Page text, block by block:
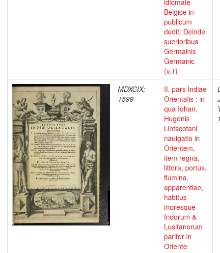
idiomate
Belgice in
publicum
dedit: Deinde
suerioribus
Germainis
Germanic
(v.1)
MDXCIX;
1599
II. pars Indiae
Orientalis : in
qua Iohan.
Hugonis
Lintscotani
nauigatio in
Orientem,
item regna,
littora, portus,
flumina,
apparentiae,
habitus
moresque
Indorum &
Lusitanorum
pariter in
Oriente